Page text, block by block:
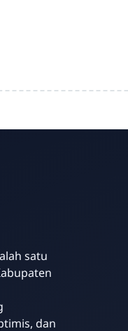
satu
dan